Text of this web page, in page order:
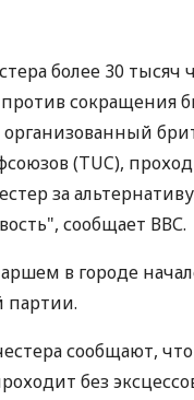
более 30 тысяч
сокращения
(TUC),
за
сообщает ВВС.
в городе
партии.
сообщают,
без